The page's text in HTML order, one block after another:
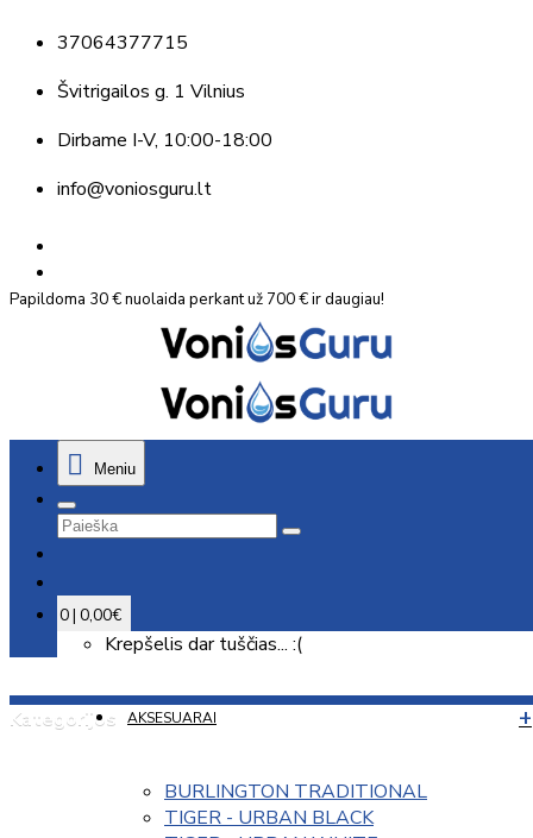
37064377715
Švitrigailos g. 1 Vilnius
Dirbame I-V, 10:00-18:00
info@voniosguru.lt
Papildoma 30 € nuolaida perkant už 700 € ir daugiau!
Meniu
0 | 0,00€
Krepšelis dar tuščias... :(
Kategorijos AKSESUARAI
BURLINGTON TRADITIONAL
TIGER - URBAN BLACK